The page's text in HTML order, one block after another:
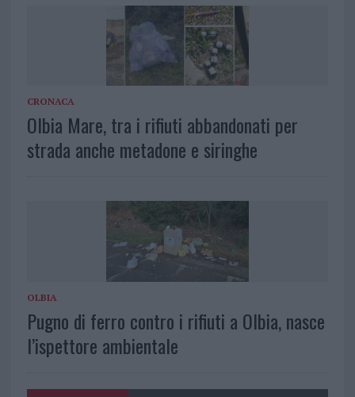
CRONACA
Olbia Mare, tra i rifiuti abbandonati per
strada anche metadone e siringhe
OLBIA
Pugno di ferro contro i rifiuti a Olbia, nasce
l’ispettore ambientale